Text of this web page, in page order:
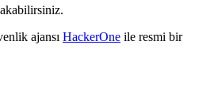
ajansı HackerOne ile resmi bir